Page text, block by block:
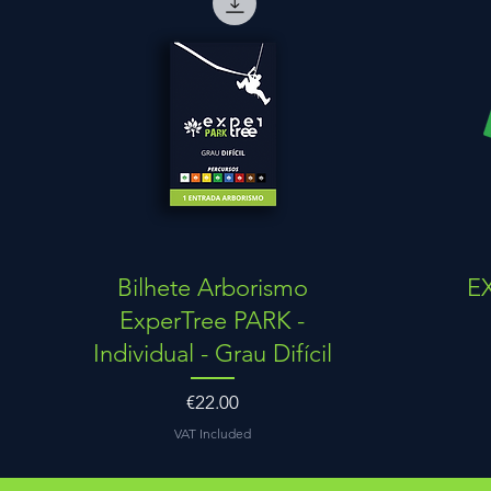
Quick View
Bilhete Arborismo
ExperTree PARK -
Individual - Grau Difícil
Price
€22.00
VAT Included